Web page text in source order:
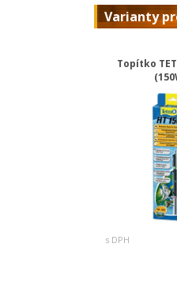
Varianty
Topítko
s DPH